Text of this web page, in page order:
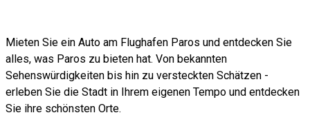
Mieten Sie ein Auto am Flughafen Paros und entdecken Sie
alles, was Paros zu bieten hat. Von bekannten
Sehenswürdigkeiten bis hin zu versteckten Schätzen -
erleben Sie die Stadt in Ihrem eigenen Tempo und entdecken
Sie ihre schönsten Orte.